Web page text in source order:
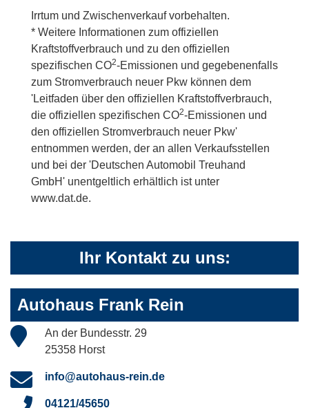
Irrtum und Zwischenverkauf vorbehalten.
* Weitere Informationen zum offiziellen
Kraftstoffverbrauch und zu den offiziellen
spezifischen CO2-Emissionen und gegebenenfalls
zum Stromverbrauch neuer Pkw können dem
'Leitfaden über den offiziellen Kraftstoffverbrauch,
die offiziellen spezifischen CO2-Emissionen und
den offiziellen Stromverbrauch neuer Pkw'
entnommen werden, der an allen Verkaufsstellen
und bei der 'Deutschen Automobil Treuhand
GmbH' unentgeltlich erhältlich ist unter
www.dat.de.
Ihr Kontakt zu uns:
Autohaus Frank Rein
An der Bundesstr. 29
25358 Horst
info@autohaus-rein.de
04121/45650